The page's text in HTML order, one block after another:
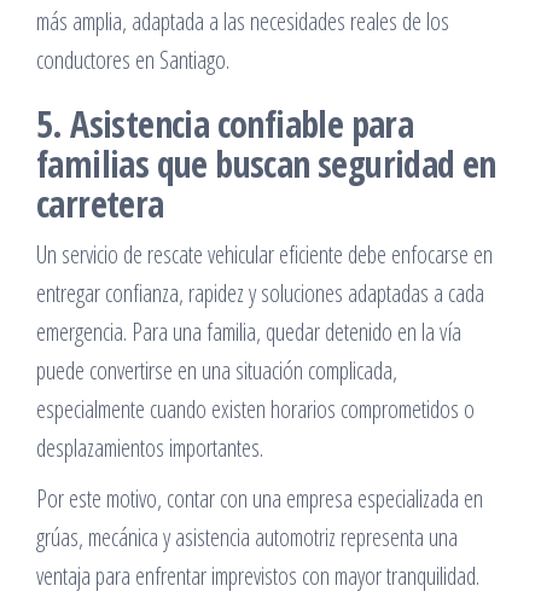
más amplia, adaptada a las necesidades reales de los
conductores en Santiago.
5. Asistencia confiable para
familias que buscan seguridad en
carretera
Un servicio de rescate vehicular eficiente debe enfocarse en
entregar confianza, rapidez y soluciones adaptadas a cada
emergencia. Para una familia, quedar detenido en la vía
puede convertirse en una situación complicada,
especialmente cuando existen horarios comprometidos o
desplazamientos importantes.
Por este motivo, contar con una empresa especializada en
grúas, mecánica y asistencia automotriz representa una
ventaja para enfrentar imprevistos con mayor tranquilidad.